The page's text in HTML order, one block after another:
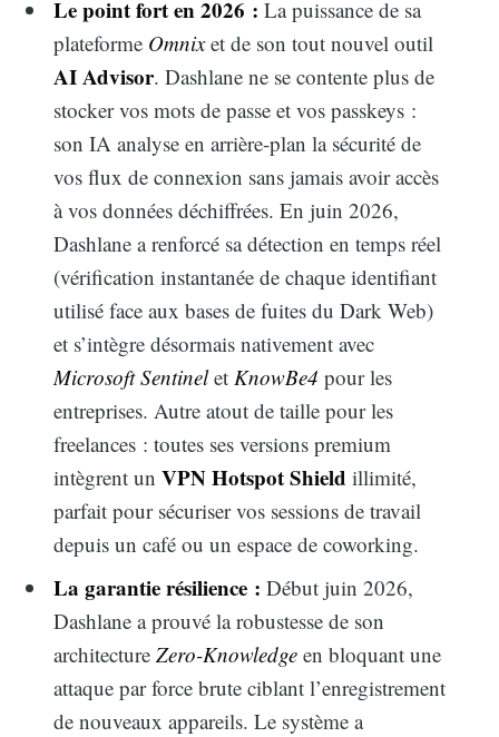
Le point fort en 2026 : La puissance de sa
plateforme Omnixet de son tout nouvel outil
AI Advisor. Dashlane ne se contente plus de
stocker vos mots de passe et vos passkeys :
son IA analyse en arrière-plan la sécurité de
vos flux de connexion sans jamais avoir accès
à vos données déchiffrées. En juin 2026,
Dashlane a renforcé sa détection en temps réel
(vérification instantanée de chaque identifiant
utilisé face aux bases de fuites du Dark Web)
et s’intègre désormais nativement avec
Microsoft Sentinelet KnowBe4 pour les
entreprises. Autre atout de taille pour les
freelances : toutes ses versions premium
intègrent unVPN Hotspot Shield illimité,
parfait pour sécuriser vos sessions de travail
depuis un café ou un espace de coworking.
La garantie résilience : Début juin 2026,
Dashlane a prouvé la robustesse de son
architectureZero-Knowledge en bloquant une
attaque par force brute ciblant l’enregistrement
de nouveaux appareils. Le système a
for: